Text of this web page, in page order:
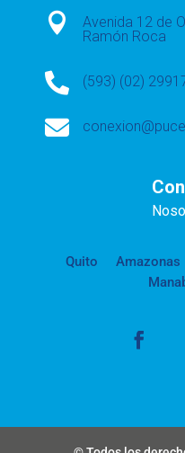

Avenida 12 de
Ramón Roca
 (593) (02)

Quito Amazonas